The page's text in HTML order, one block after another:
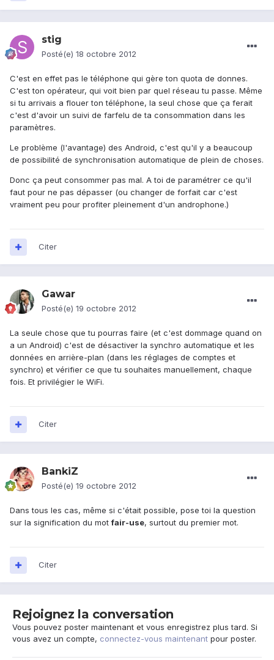
stig
Posté(e) 18 octobre 2012
C'est en effet pas le téléphone qui gère ton quota de donnes.
C'est ton opérateur, qui voit bien par quel réseau tu passe. Même
si tu arrivais a flouer ton téléphone, la seul chose que ça ferait
c'est d'avoir un suivi de farfelu de ta consommation dans les
paramètres.
Le problème (l'avantage) des Android, c'est qu'il y a beaucoup
de possibilité de synchronisation automatique de plein de choses.
Donc ça peut consommer pas mal. A toi de paramétrer ce qu'il
faut pour ne pas dépasser (ou changer de forfait car c'est
vraiment peu pour profiter pleinement d'un androphone.)
Citer
Gawar
Posté(e) 19 octobre 2012
La seule chose que tu pourras faire (et c'est dommage quand on
a un Android) c'est de désactiver la synchro automatique et les
données en arrière-plan (dans les réglages de comptes et
synchro) et vérifier ce que tu souhaites manuellement, chaque
fois. Et privilégier le WiFi.
Citer
BankiZ
Posté(e) 19 octobre 2012
Dans tous les cas, même si c'était possible, pose toi la question
sur la signification du motfair-use, surtout du premier mot.
Citer
Rejoignez la conversation
Vous pouvez poster maintenant et vous enregistrez plus tard. Si
vous avez un compte, connectez-vous maintenant pour poster.